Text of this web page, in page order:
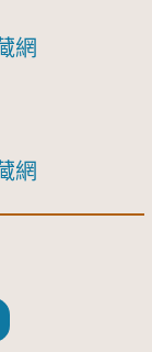
網
網